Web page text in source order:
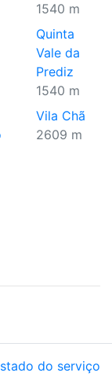
1540 m
Quinta
Vale da
Prediz
1540 m
Vila Chã
2609 m
do serviço